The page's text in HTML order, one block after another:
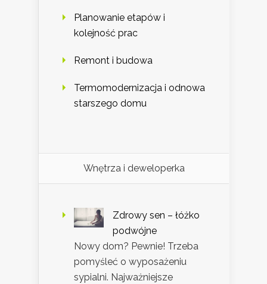
Planowanie etapów i
kolejność prac
Remont i budowa
Termomodernizacja i odnowa
starszego domu
Wnętrza i deweloperka
Zdrowy sen – łóżko
podwójne
Nowy dom? Pewnie! Trzeba
pomyśleć o wyposażeniu
sypialni. Najważniejsze